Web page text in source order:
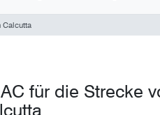
Calcutta
für die Strecke